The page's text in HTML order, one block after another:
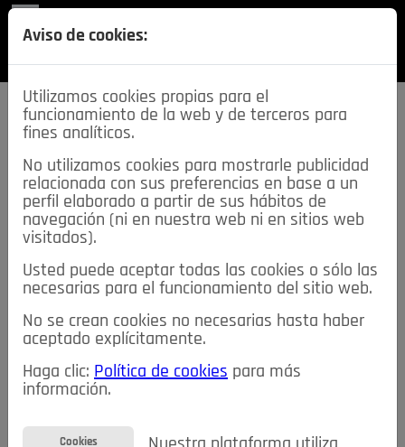
SECCIONES
descarga esta
REVISTA
≡NOTICIAS
NOTICIAS SERVICIOS DE INTERÉS
TABLÓN DE ANUNCIOS MIS ANUNCIOS CONTACTO
NOSOTROS
Su cuenta Regístrese ¿Olvidó su contraseña?
Aviso de cookies:
Utilizamos cookies propias para el
funcionamiento de la web y de terceros para
fines analíticos.
No utilizamos cookies para mostrarle publicidad
relacionada con sus preferencias en base a un
perfil elaborado a partir de sus hábitos de
navegación (ni en nuestra web ni en sitios web
visitados).
Usted puede aceptar todas las cookies o sólo las
necesarias para el funcionamiento del sitio web.
No se crean cookies no necesarias hasta haber
aceptado explícitamente.
Haga clic: Política de cookies para más
información.
Cookies